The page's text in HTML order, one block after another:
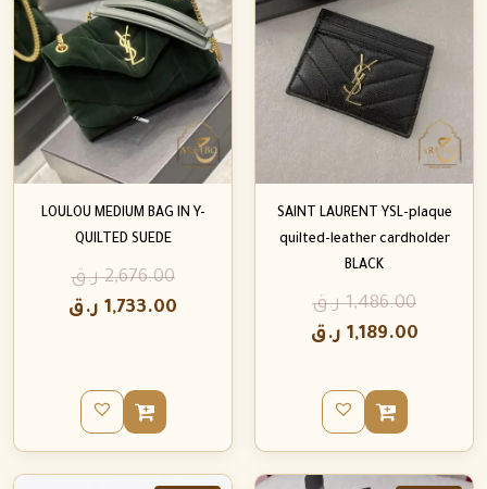
SAINT LAURENT YSL-plaque
quilted-leather cardholder
BLACK
1,486.00 ر.ق
1,189.00 ر.ق
LOULOU MEDIUM BAG IN Y-
QUILTED SUEDE
2,676.00 ر.ق
1,733.00 ر.ق